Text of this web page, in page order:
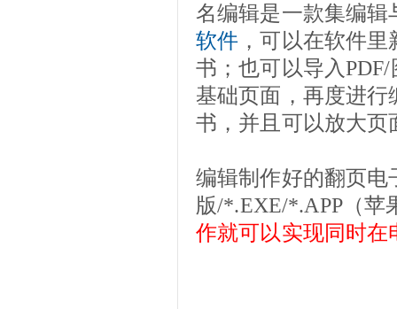
名编辑是一款集编
软件 ，可以在软件
书；也可以导入
基础页面，再度进
书，并且可以放大页
编辑制作好的翻页
版/*.EXE/*.APP（苹
作就可以实现同时在